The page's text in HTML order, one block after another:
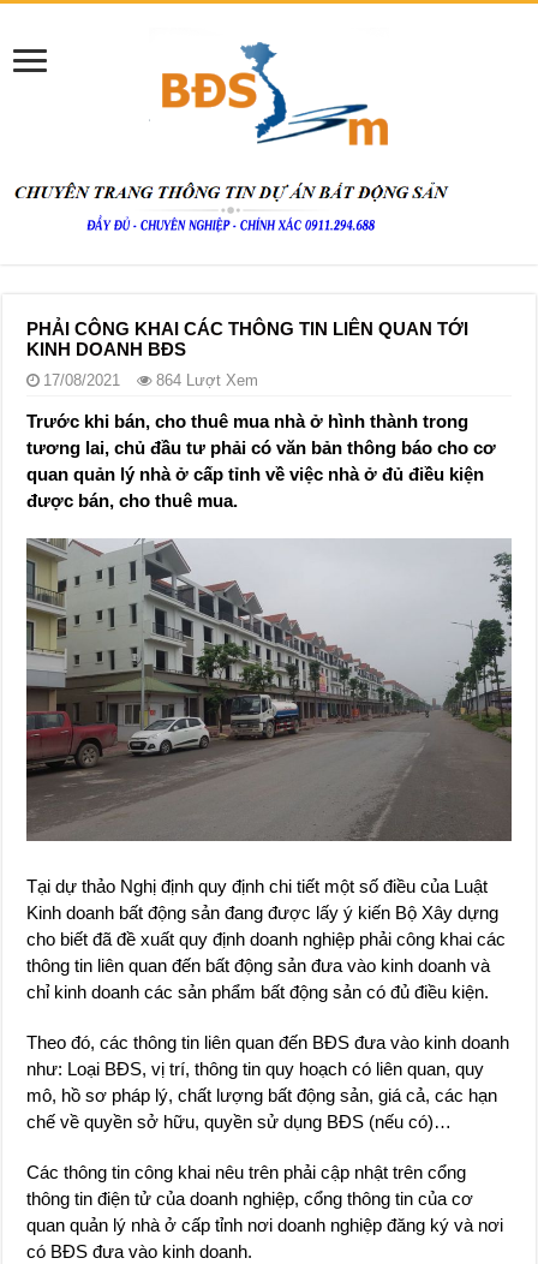
PHẢI CÔNG KHAI CÁC THÔNG TIN LIÊN QUAN TỚI
KINH DOANH BĐS
17/08/2021 864 Lượt Xem
Trước khi bán, cho thuê mua nhà ở hình thành trong
tương lai, chủ đầu tư phải có văn bản thông báo cho cơ
quan quản lý nhà ở cấp tỉnh về việc nhà ở đủ điều kiện
được bán, cho thuê mua.
Tại dự thảo Nghị định quy định chi tiết một số điều của Luật
Kinh doanh bất động sản đang được lấy ý kiến Bộ Xây dựng
cho biết đã đề xuất quy định doanh nghiệp phải công khai các
thông tin liên quan đến bất động sản đưa vào kinh doanh và
chỉ kinh doanh các sản phẩm bất động sản có đủ điều kiện.
Theo đó, các thông tin liên quan đến BĐS đưa vào kinh doanh
như: Loại BĐS, vị trí, thông tin quy hoạch có liên quan, quy
mô, hồ sơ pháp lý, chất lượng bất động sản, giá cả, các hạn
chế về quyền sở hữu, quyền sử dụng BĐS (nếu có)…
Các thông tin công khai nêu trên phải cập nhật trên cổng
thông tin điện tử của doanh nghiệp, cổng thông tin của cơ
quan quản lý nhà ở cấp tỉnh nơi doanh nghiệp đăng ký và nơi
có BĐS đưa vào kinh doanh.